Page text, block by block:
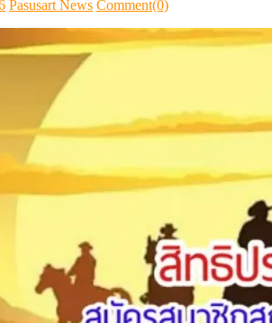
ชาสัมพันธ์ (Newsletter)
ชาวสัตวบาล หากสมัคร